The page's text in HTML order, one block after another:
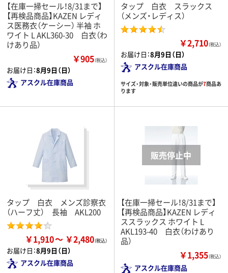
【在庫一掃セール！8/31まで】
【再検品商品】KAZEN レディ
ス医務衣（ケーシー） 半袖 ホ
ワイト L AKL360-30 白衣（わ
けあり品）
￥905（税込）
お届け日：8月9日（日）
アスクル在庫商品
タップ 白衣 スラックス
（メンズ・レディス）
￥2,710（税込）
お届け日：8月9日（日）
アスクル在庫商品
サイズ・対象・販売単位違いの商品が7商品あ
ります
タップ 白衣 メンズ診察衣
（ハーフ丈） 長袖 AKL200
￥1,910 ￥2,480
お届け日：8月9日（日）
アスクル在庫商品
【在庫一掃セール！8/31まで】
【再検品商品】KAZEN レディ
ススラックス ホワイト L
AKL193-40 白衣（わけあり
品）
￥1,355（税込）
アスクル在庫商品